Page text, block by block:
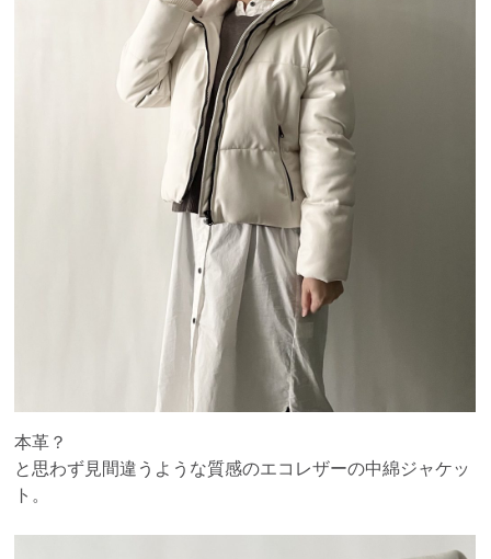
本革？
と思わず見間違うような質感のエコレザーの中綿ジャケッ
ト。